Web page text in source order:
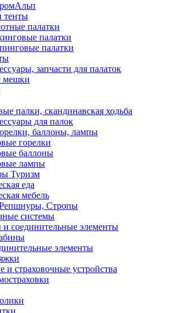
тенты
палатки
палатки
палатки
запчасти для палаток
мешки
палки, скандинавская ходьба
для палок
баллоны, лампы
горелки
баллоны
лампы
Туризм
еда
мебель
Стропы
системы
соединительные элементы
элементы
и страховочные устройства